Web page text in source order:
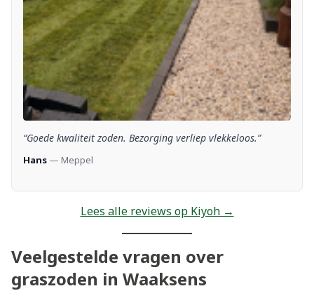
“Goede kwaliteit zoden. Bezorging verliep vlekkeloos.”
Hans — Meppel
Lees alle reviews op Kiyoh →
Veelgestelde vragen over
graszoden in Waaksens